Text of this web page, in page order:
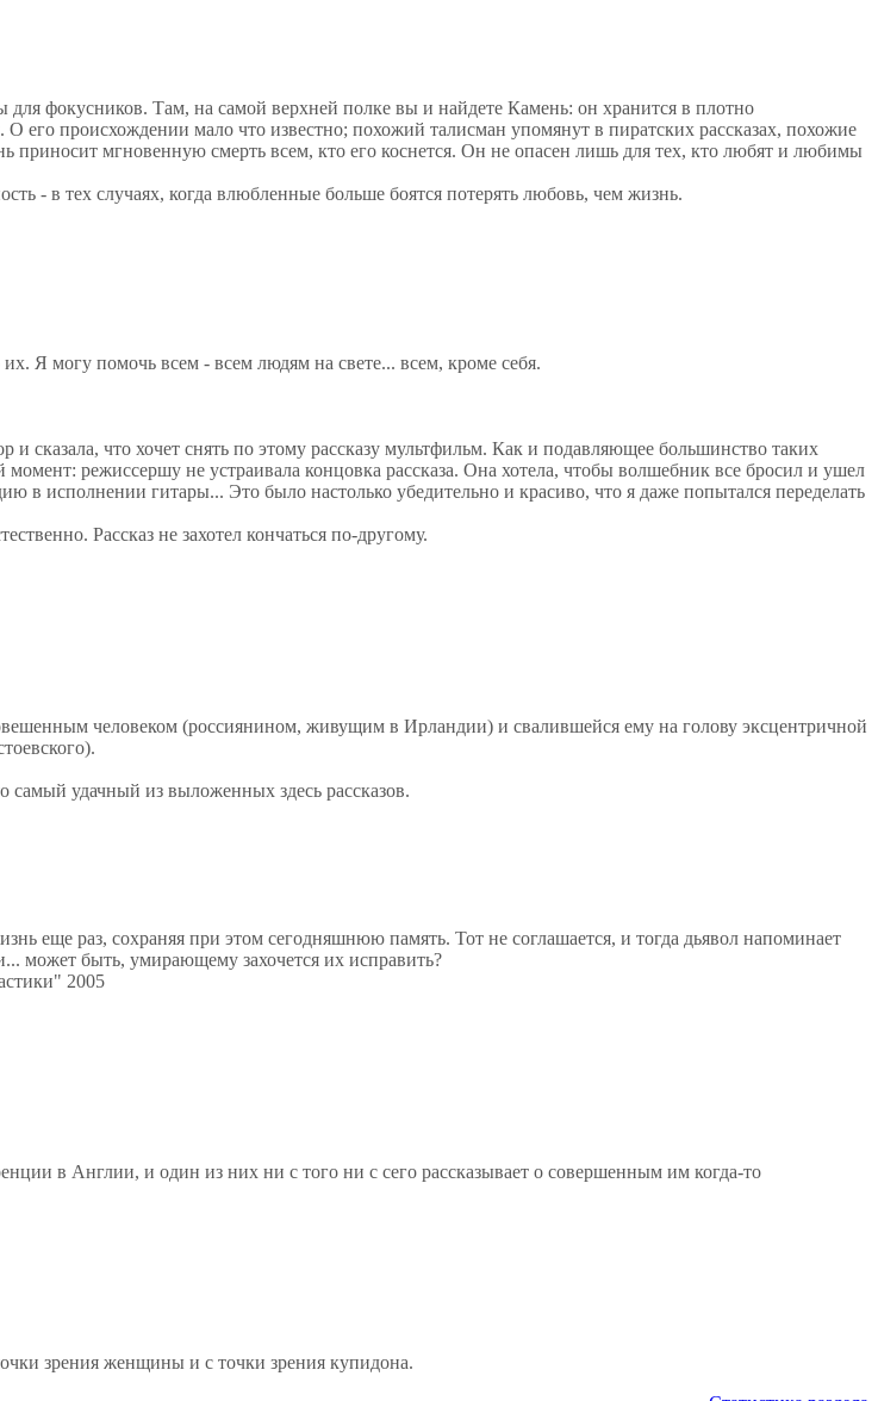
фокусников. Там, на самой верхней полке вы и найдете Камень: он хранится в плотно
его происхождении мало что известно; похожий талисман упомянут в пиратских рассказах, похожие
приносит мгновенную смерть всем, кто его коснется. Он не опасен лишь для тех, кто любят и любимы
- в тех случаях, когда влюбленные больше боятся потерять любовь, чем жизнь.
Я могу помочь всем - всем людям на свете... всем, кроме себя.
сказала, что хочет снять по этому рассказу мультфильм. Как и подавляющее большинство таких
режиссершу не устраивала концовка рассказа. Она хотела, чтобы волшебник все бросил и ушел
в исполнении гитары... Это было настолько убедительно и красиво, что я даже попытался переделать
Рассказ не захотел кончаться по-другому.
человеком (россиянином, живущим в Ирландии) и свалившейся ему на голову эксцентричной
удачный из выложенных здесь рассказов.
еще раз, сохраняя при этом сегодняшнюю память. Тот не соглашается, и тогда дьявол напоминает
может быть, умирающему захочется их исправить?
2005
в Англии, и один из них ни с того ни с сего рассказывает о совершенным им когда-то
зрения женщины и с точки зрения купидона.